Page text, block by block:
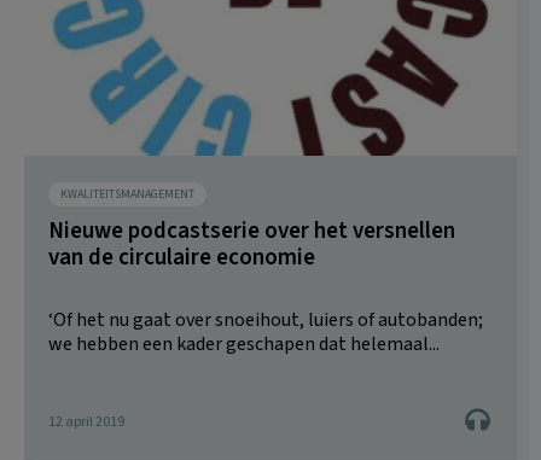
KWALITEITSMANAGEMENT
Nieuwe podcastserie over het versnellen
van de circulaire economie
‘Of het nu gaat over snoeihout, luiers of autobanden;
we hebben een kader geschapen dat helemaal...
12 april 2019